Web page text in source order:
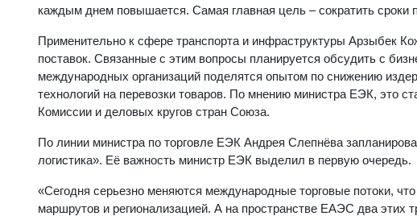
каждым днем повышается. Самая главная цель – сократить сроки
Применительно к сфере транспорта и инфраструктуры Арзыбек
поставок. Связанные с этим вопросы планируется обсудить с
международных организаций поделятся опытом по снижению
технологий на перевозки товаров. По мнению министра ЕЭК, это
Комиссии и деловых кругов стран Союза.
По линии министра по торговле ЕЭК Андрея Слепнёва
логистика». Её важность министр ЕЭК выделил в первую очередь.
«Сегодня серьезно меняются международные торговые потоки,
маршрутов и регионализацией. А на пространстве ЕАЭС два этих